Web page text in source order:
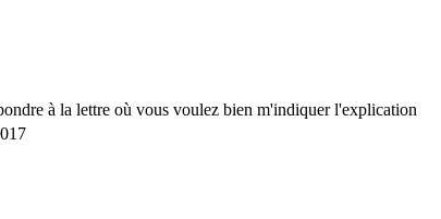
à la lettre où vous voulez bien m'indiquer l'explication